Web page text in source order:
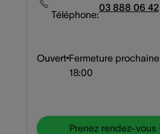
Téléphone:
03 888 06 42
Ouvert Fermeture prochaine
18:00
Prenez rendez-vous